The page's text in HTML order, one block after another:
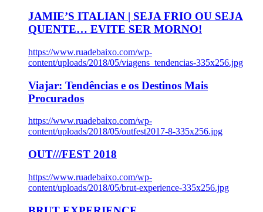
JAMIE’S ITALIAN | SEJA FRIO OU SEJA
QUENTE… EVITE SER MORNO!
https://www.ruadebaixo.com/wp-
content/uploads/2018/05/viagens_tendencias-335x256.jpg
Viajar: Tendências e os Destinos Mais
Procurados
https://www.ruadebaixo.com/wp-
content/uploads/2018/05/outfest2017-8-335x256.jpg
OUT///FEST 2018
https://www.ruadebaixo.com/wp-
content/uploads/2018/05/brut-experience-335x256.jpg